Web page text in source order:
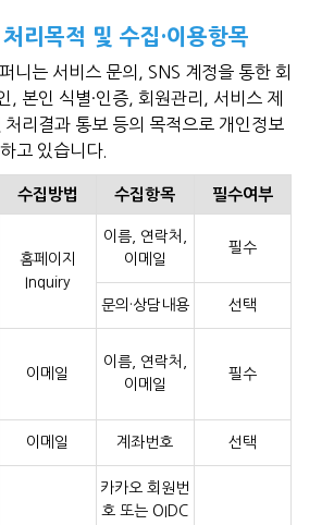
리목적 및 수집·이용항목
니는 서비스 문의, SNS 계정을 통한 회
, 본인 식별·인증, 회원관리, 서비스 제
리결과 통보 등의 목적으로 개인정보
고 있습니다.
수집방법 수집항목 필수여부
홈페이지
Inquiry
이름, 연락처,
이메일
필수
문의·상담내용 선택
이메일
이름, 연락처,
이메일
필수
이메일 계좌번호 선택
카카오 회원번
호 또는 OIDC